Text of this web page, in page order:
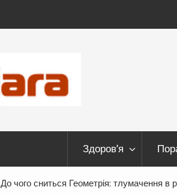
Здоров’я
До чого сниться Геометрія: тлумачення в